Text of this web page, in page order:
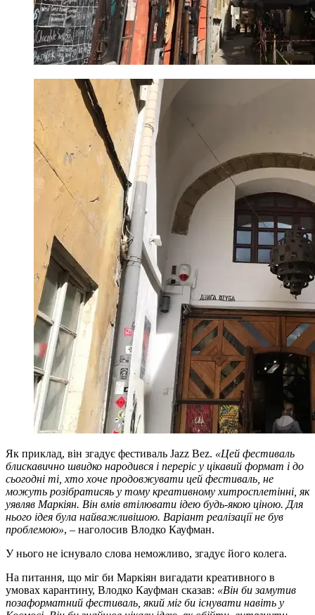
Як приклад, він згадує фестиваль Jazz Bez. «Цей фестиваль
блискавично швидко народився і переріс у цікавий формат і до
сьогодні ті, хто хоче продовжувати цей фестиваль, не
можуть розібратисяь у тому креативному хитросплетінні, як
уявляв Маркіян. Він вмів втілювати ідею будь-якою ціною. Для
нього ідея була найважливішою. Варіант реалізації не був
проблемою», – наголосив Влодко Кауфман.
У нього не існувало слова неможливо, згадує його колега.
На питання, що міг би Маркіян вигадати креативного в
умовах карантину, Влодко Кауфман сказав: «Він би замутив
позаформатний фестиваль, який міг би існувати навіть у